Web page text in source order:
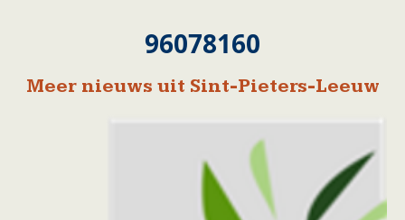
96078160
Meer nieuws uit Sint-Pieters-Leeuw